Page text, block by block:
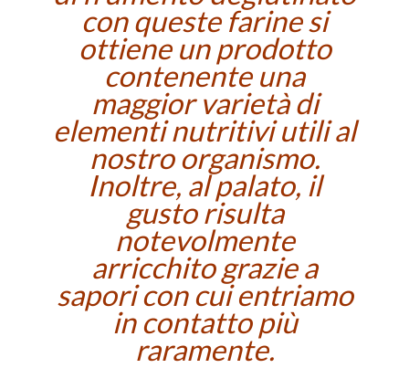
con queste farine si
ottiene un prodotto
contenente una
maggior varietà di
elementi nutritivi utili al
nostro organismo.
Inoltre, al palato, il
gusto risulta
notevolmente
arricchito grazie a
sapori con cui entriamo
in contatto più
raramente.